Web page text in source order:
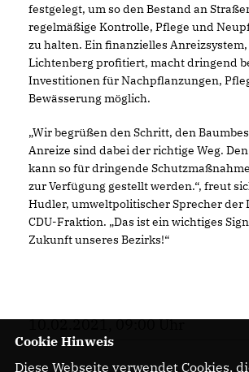
festgelegt, um so den Bestand an
regelmäßige Kontrolle, Pflege und
zu halten. Ein finanzielles
Lichtenberg profitiert, macht dringend
Investitionen für Nachpflanzungen,
Bewässerung möglich.
Wir begrüßen den Schritt, den
Anreize sind dabei der richtige Weg.
kann so für dringende
zur Verfügung gestellt werden.“, freut
Hudler, umweltpolitischer Sprecher der
CDU-Fraktion. „Das ist ein wichtiges
Zukunft unseres Bezirks!“
10.02.2021, 09:00 Uhr
Cookie Hinweis
Diese Webseite verwendet Cookies,